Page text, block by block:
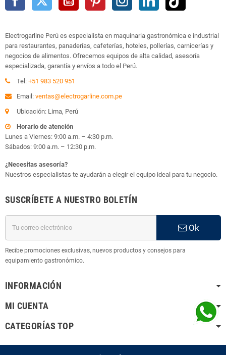
Electrogarline Perú es especialista en maquinaria gastronómica e industrial
para restaurantes, panaderías, cafeterías, hoteles, pollerías, carnicerías y
negocios de alimentos. Ofrecemos equipos de alta calidad, asesoría
especializada, garantía y envíos a todo el Perú.
Tel: +51 983 520 951
Email: ventas@electrogarline.com.pe
Ubicación: Lima, Perú
Horario de atención
Lunes a Viernes: 9:00 a.m. – 4:30 p.m.
Sábados: 9:00 a.m. – 12:30 p.m.
¿Necesitas asesoría?
Nuestros especialistas te ayudarán a elegir el equipo ideal para tu negocio.
SUSCRÍBETE A NUESTRO BOLETÍN
Ok
Recibe promociones exclusivas, nuevos productos y consejos para
equipamiento gastronómico.
INFORMACIÓN
MI CUENTA
CATEGORÍAS TOP